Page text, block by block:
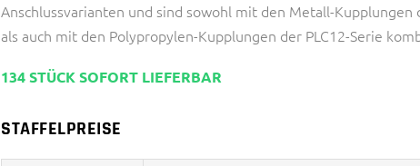
Anschlussvarianten und sind sowohl mit den Metall-Kupplungen
als auch mit den Polypropylen-Kupplungen der PLC12-Serie
134 STÜCK SOFORT LIEFERBAR
STAFFELPREISE